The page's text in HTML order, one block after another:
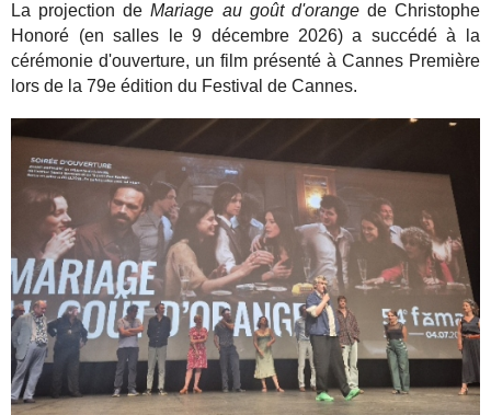
La projection deMariage au goût d'orangede Christophe
Honoré (en salles le 9 décembre 2026) a succédé à la
cérémonie d'ouverture, un film présenté à Cannes Première
lors de la 79e édition du Festival de Cannes.